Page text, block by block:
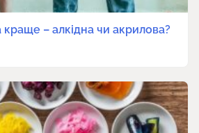
– алкідна чи акрилова?